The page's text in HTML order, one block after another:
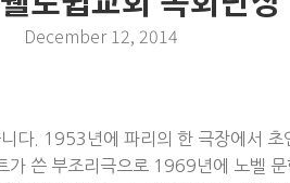
December 12, 2014
다. 1953년에 파리의 한 극장에서
쓴 부조리극으로 1969년에 노벨